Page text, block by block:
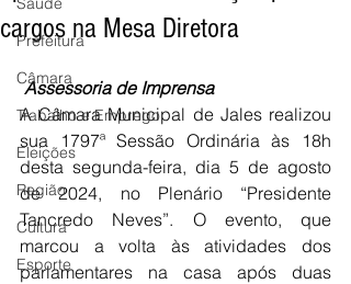
Prefeitura
Câmara
Trabalho e Emprego
Eleições
Região
Cultura
Esporte
cargos na Mesa Diretora
Assessoria de Imprensa
A Câmara Municipal de Jales realizou
sua 1797ª Sessão Ordinária às 18h
desta segunda-feira, dia 5 de agosto
de 2024, no Plenário “Presidente
Tancredo Neves”. O evento, que
marcou a volta às atividades dos
parlamentares na casa após duas